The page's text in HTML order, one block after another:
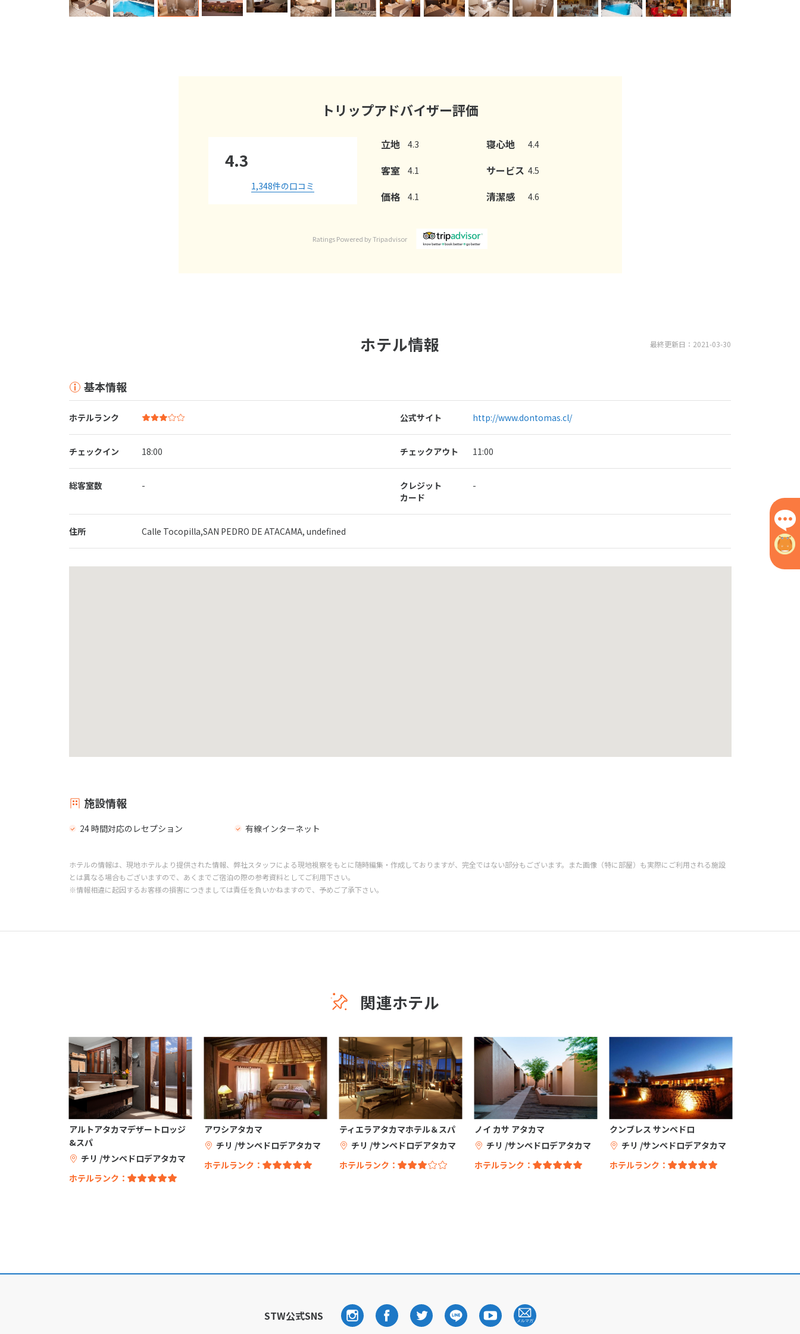
トリップアドバイザー評価
4.3
1,348件の口コミ
立地 4.3 寝心地 4.4
客室 4.1 サービス 4.5
価格 4.1 清潔感 4.6
Ratings Powered by Tripadvisor
最終更新日：2021-03-30
ホテル情報
基本情報
ホテルランク 公式サイト http://www.dontomas.cl/
チェックイン 18:00 チェックアウト 11:00
総客室数 -
クレジット
カード
-
住所 Calle Tocopilla,SAN PEDRO DE ATACAMA, undefined
施設情報
24 時間対応のレセプション 有線インターネット
ホテルの情報は、現地ホテルより提供された情報、弊社スタッフによる現地視察をもとに随時編集・作成しておりますが、完全ではない部分もございます。また画像（特に部屋）も実際にご利用される施設
とは異なる場合もございますので、あくまでご宿泊の際の参考資料としてご利用下さい。
※情報相違に起因するお客様の損害につきましては責任を負いかねますので、予めご了承下さい。
関連ホテル
アルトアタカマデザートロッジ
&スパ
チリ /サンペドロデアタカマ
ホテルランク：
アワシアタカマ
チリ /サンペドロデアタカマ
ホテルランク：
ティエラアタカマホテル＆スパ
チリ /サンペドロデアタカマ
ホテルランク：
ノイ カサ アタカマ
チリ /サンペドロデアタカマ
ホテルランク：
クンブレス サンペドロ
チリ /サンペドロデアタカマ
ホテルランク：
STW公式SNS